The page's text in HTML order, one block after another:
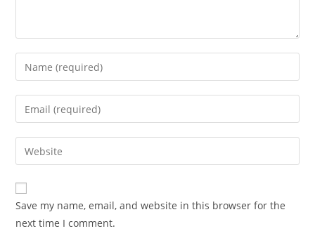
Enter
your
name
comment
Enter
your
email
address
comment
Enter
your
website
URL
(optional)
Save my name, email, and website in this browser for the
next time I comment.